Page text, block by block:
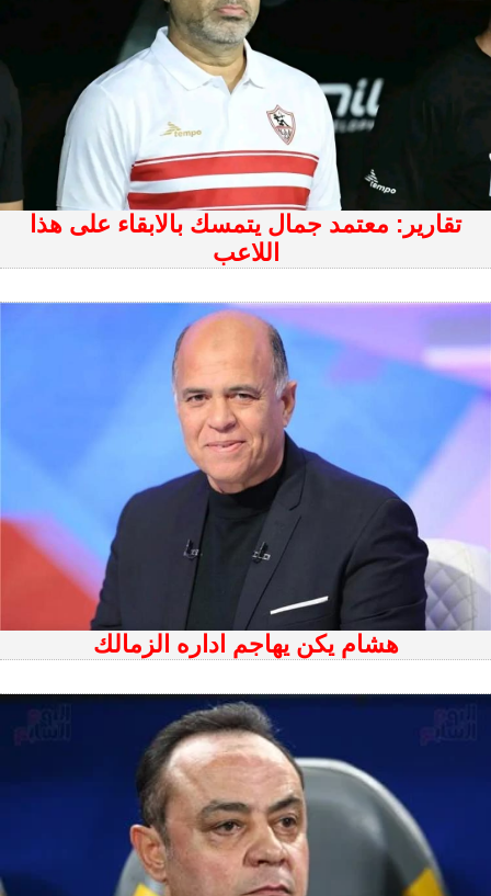
تقارير: معتمد جمال يتمسك بالابقاء على هذا
اللاعب
هشام يكن يهاجم اداره الزمالك